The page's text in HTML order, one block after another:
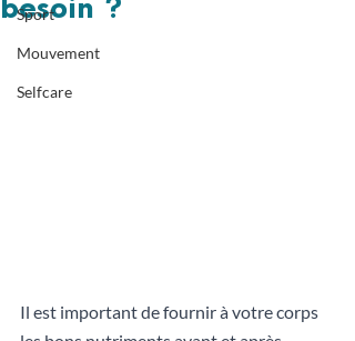
Sport
Mouvement
Selfcare
besoin ?
Il est important de fournir à votre corps